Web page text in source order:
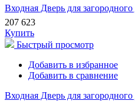
Входная Дверь для
207 623
Купить
Быстрый просмотр
Добавить в избранное
Добавить в сравнение
Входная Дверь для